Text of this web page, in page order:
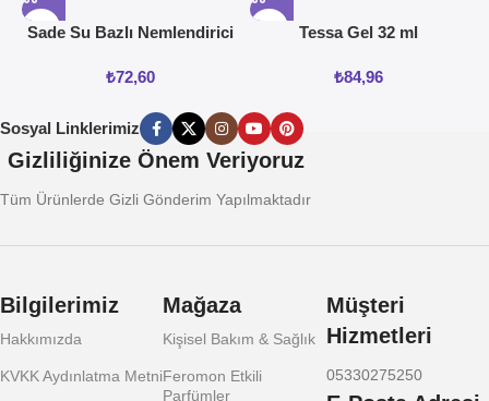
Sade Su Bazlı Nemlendirici
₺72,60
Tessa Gel 32 ml
₺84,96
Sosyal Linklerimiz
Gizliliğinize Önem Veriyoruz
Tüm Ürünlerde Gizli Gönderim Yapılmaktadır
Bilgilerimiz
Hakkımızda
KVKK Aydınlatma Metni
Mağaza
Kişisel Bakım & Sağlık
Feromon Etkili
Parfümler
Müşteri
Hizmetleri
05330275250